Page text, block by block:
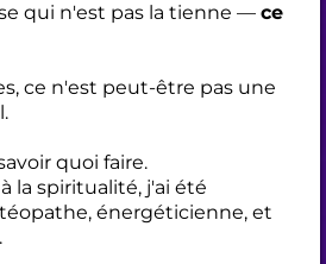
qui n'est pas la tienne — ce
ce n'est peut-être pas une
quoi faire.
la spiritualité, j'ai été
énergéticienne, et